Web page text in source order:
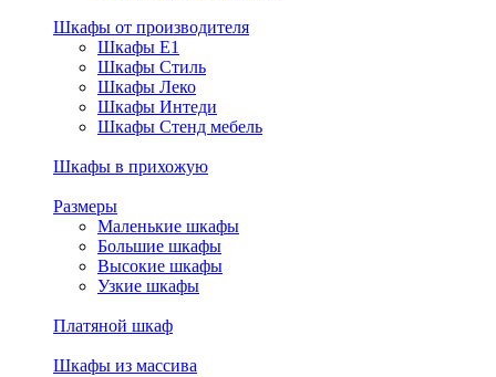
Шкафы от производителя
Шкафы E1
Шкафы Стиль
Шкафы Леко
Шкафы Интеди
Шкафы Стенд мебель
Шкафы в прихожую
Размеры
Маленькие шкафы
Большие шкафы
Высокие шкафы
Узкие шкафы
Платяной шкаф
Шкафы из массива